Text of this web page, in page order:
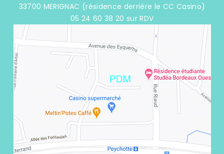
33700 MERIGNAC (résidence derrière le CC Casino)
05 24 60 38 20 sur RDV